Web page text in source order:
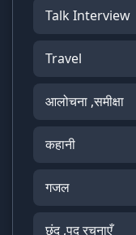
Talk Interview
Travel
आलोचना ,समीक्षा
कहानी
गजल
छंद ,पद रचनाएँ